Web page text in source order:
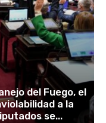
del Fuego, el
a la
se...